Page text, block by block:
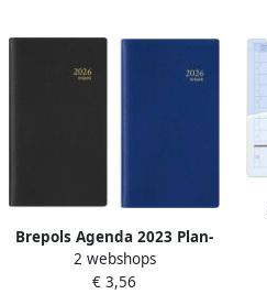
Brepols Agenda 2023 Plan-
O-Rama Genova 1maand
2pagina's assorti
2 webshops
€ 3,56